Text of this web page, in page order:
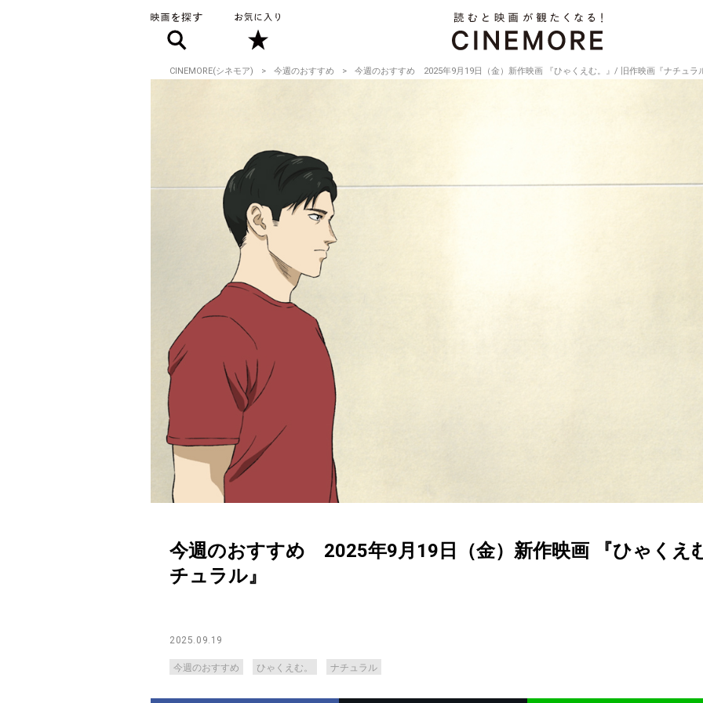
CINEMORE(シネモア) 今週のおすすめ 今週のおすすめ 2025年9月19日（金）新作映画 『ひゃくえむ。』/ 旧作映画『ナチュラ
今週のおすすめ 2025年9月19日（金）新作映画 『ひゃくえ
チュラル』
2025.09.19
今週のおすすめ ひゃくえむ。 ナチュラル